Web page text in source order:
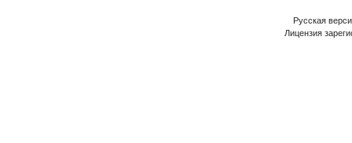
Русская
Лицензия